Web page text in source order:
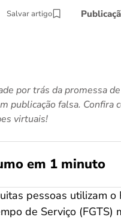
Salvar artigo
por trás da promessa
publicação falsa. Confira
virtuais!
em 1 minuto
pessoas utilizam o
de Serviço (FGTS)